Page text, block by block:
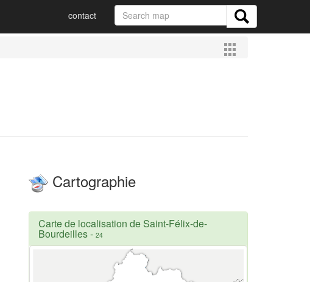
contact
Cartographie
Carte de localisation de Saint-Félix-de-
Bourdeilles- 24